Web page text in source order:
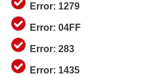
Error: 1279
Error: 04FF
Error: 283
Error: 1435